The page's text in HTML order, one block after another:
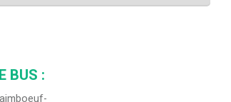
BUS :